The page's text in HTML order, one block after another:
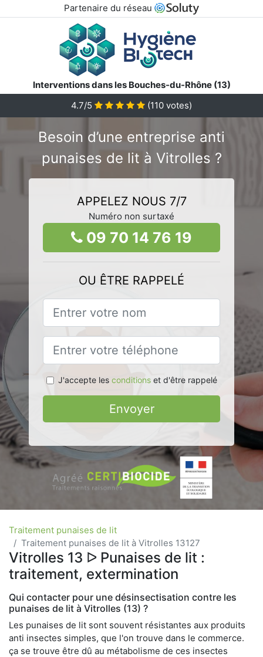
Partenaire du réseau
Interventions dans les Bouches-du-Rhône (13)
4.7/5
(110 votes)
Besoin d’une entreprise anti
punaises de lit à Vitrolles ?
APPELEZ NOUS 7/7
Numéro non surtaxé
09 70 14 76 19
OU ÊTRE RAPPELÉ
J'accepte les conditionset d'être rappelé
Envoyer
Traitement punaises de lit
Traitement punaises de lit à Vitrolles 13127
Vitrolles 13 ᐅ Punaises de lit :
traitement, extermination
Qui contacter pour une désinsectisation contre les
punaises de lit à Vitrolles (13) ?
Les punaises de lit sont souvent résistantes aux produits
anti insectes simples, que l'on trouve dans le commerce.
ça se trouve être dû au métabolisme de ces insectes